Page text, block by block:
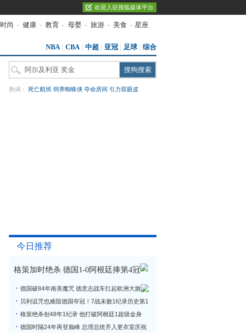
欢迎入驻搜狐媒体平台
时尚 - 健康 - 教育 - 母婴 - 旅游 - 美食 - 星座
NBA CBA 中超 亚冠 足球| 综合
热词： 死亡航班 饲养蜘蛛侠 夺命房间 引力双眼皮
今日推荐
格策加时绝杀 德国1-0阿根廷捧第4冠
德国破84年南美魔咒 德意志战车扛起欧洲大旗
贝利诅咒也难阻德国夺冠！7战未败1纪录历史第1
格策绝杀创48年1纪录 他打破阿根廷1超级金身
德国时隔24年再登巅峰 总理总统齐入更衣室庆祝